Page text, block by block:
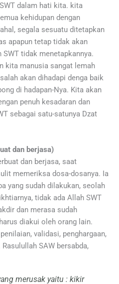
dalam hati kita. kita
kehidupan dengan
segala sesuatu ditetapkan
apapun tetap tidak akan
tidak menetapkannya.
kita manusia sangat lemah
akan dihadapi denga baik
di hadapan-Nya. Kita akan
penuh kesadaran dan
sebagai satu-satunya Dzat
dan berjasa)
dan berjasa, saat
memeriksa dosa-dosanya. Ia
yang sudah dilakukan, seolah
tidak ada Allah SWT
dan merasa sudah
diakui oleh orang lain.
validasi, penghargaan,
SAW bersabda,
merusak yaitu : kikir